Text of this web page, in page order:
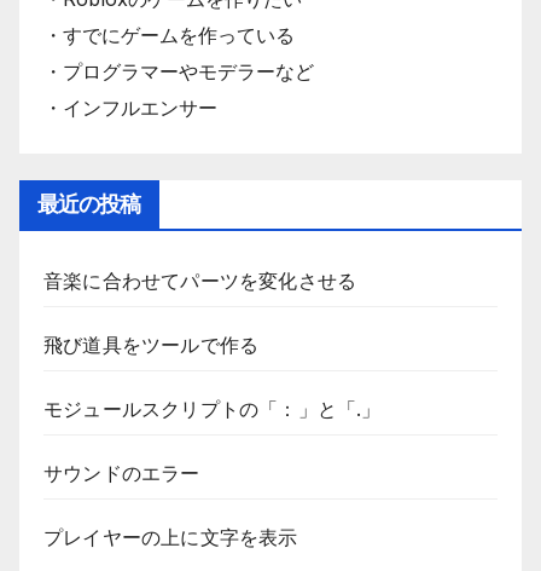
・すでにゲームを作っている
・プログラマーやモデラーなど
・インフルエンサー
最近の投稿
音楽に合わせてパーツを変化させる
飛び道具をツールで作る
モジュールスクリプトの「：」と「.」
サウンドのエラー
プレイヤーの上に文字を表示